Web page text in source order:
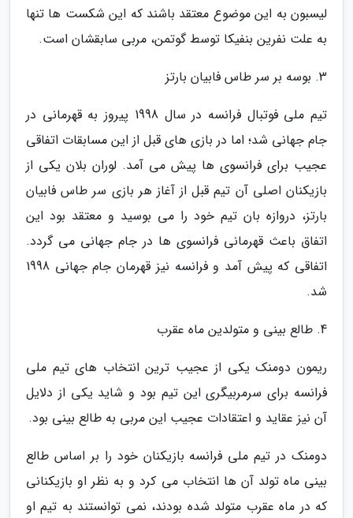
لیسبون به این موضوع معتقد باشند که این شکست ها تنها
به علت نفرین بنفیکا توسط گوتمن، مربی سابقشان است.
3. بوسه بر سر طاس فابیان بارتز
تیم ملی فوتبال فرانسه در سال 1998 پیروز به قهرمانی در
جام جهانی شد؛ اما در بازی های قبل از این مسابقات اتفاقی
عجیب برای فرانسوی ها پیش می آمد. لوران بلان یکی از
بازیکنان اصلی آن تیم قبل از آغاز هر بازی سر طاس فابیان
بارتز، دروازه بان تیم خود را می بوسید و معتقد بود این
اتفاق باعث قهرمانی فرانسوی ها در جام جهانی می گردد.
اتفاقی که پیش آمد و فرانسه نیز قهرمان جام جهانی 1998
شد.
4. طالع بینی و متولدین ماه عقرب
ریمون دومنک یکی از عجیب ترین انتخاب های تیم ملی
فرانسه برای سرمربیگری این تیم بود و شاید یکی از دلایل
آن نیز عقاید و اعتقادات عجیب این مربی به طالع بینی بود.
دومنک در تیم ملی فرانسه بازیکنان خود را بر اساس طالع
بینی ماه تولد آن ها انتخاب می کرد و به نظر او بازیکنانی
که در ماه عقرب متولد شده بودند، نمی توانستند به تیم او